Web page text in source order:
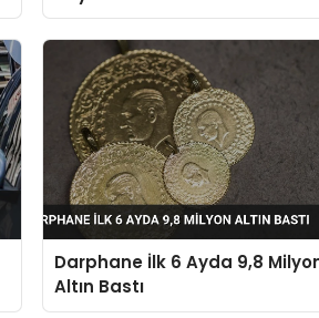
Darphane İlk 6 Ayda 9,8
Altın Bastı